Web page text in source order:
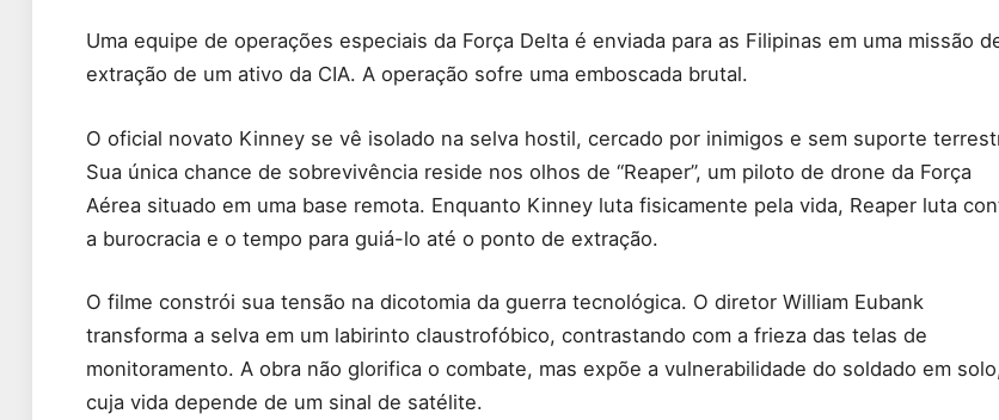
Uma equipe de operações especiais da Força Delta é enviada para as Filipinas em uma missão
extração de um ativo da CIA. A operação sofre uma emboscada brutal.
O oficial novato Kinney se vê isolado na selva hostil, cercado por inimigos e sem suporte
Sua única chance de sobrevivência reside nos olhos de “Reaper”, um piloto de drone da Força
Aérea situado em uma base remota. Enquanto Kinney luta fisicamente pela vida, Reaper luta
a burocracia e o tempo para guiá-lo até o ponto de extração.
O filme constrói sua tensão na dicotomia da guerra tecnológica. O diretor William Eubank
transforma a selva em um labirinto claustrofóbico, contrastando com a frieza das telas de
monitoramento. A obra não glorifica o combate, mas expõe a vulnerabilidade do soldado em
cuja vida depende de um sinal de satélite.